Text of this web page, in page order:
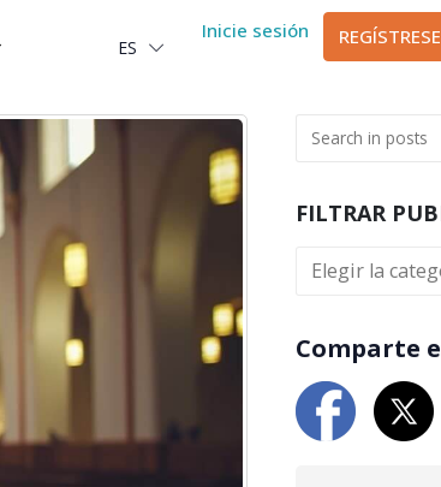
ES
العربية
Inicie sesión
FILTRAR
Comparte